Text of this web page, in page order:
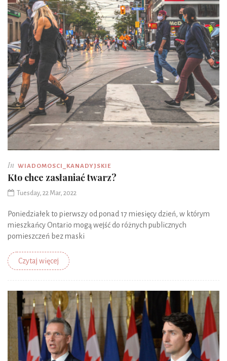
In WIADOMOSCI_KANADYJSKIE
Kto chce zasłaniać twarz?
Tuesday, 22 Mar, 2022
Poniedziałek to pierwszy od ponad 17 miesięcy dzień, w którym
mieszkańcy Ontario mogą wejść do różnych publicznych
pomieszczeń bez maski
Czytaj więcej